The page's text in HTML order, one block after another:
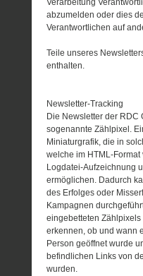
Verarbeitung
abzumelden oder dies
Verantwortlichen auf
Teile unseres
enthalten.
Newsletter-Tracking
Die Newsletter der RDC
sogenannte Zählpixel.
Miniaturgrafik, die in
welche im HTML-
Logdatei-Aufzeichnung
ermöglichen. Dadurch
des Erfolges oder
Kampagnen
eingebetteten
erkennen, ob und wann
Person geöffnet wurde
befindlichen Links von
wurden.